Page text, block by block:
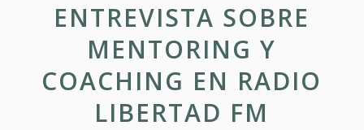
ENTREVISTA SOBRE
MENTORING Y
COACHING EN RADIO
LIBERTAD FM